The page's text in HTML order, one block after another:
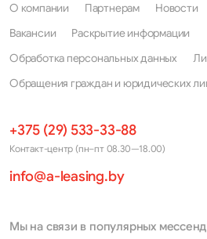
О компании Партнерам Новости
Вакансии
Раскрытие информации
Обработка персональных данных
Обращения граждан и юридических
+375 (29) 533-33-88
Контакт-центр (пн–пт 08.30—18.00)
info@a-leasing.by
Мы на связи в популярных